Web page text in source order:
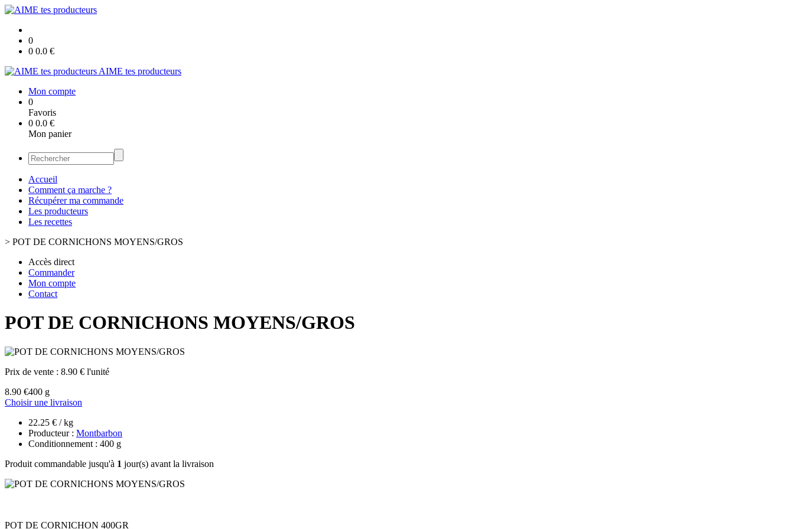
0
0 0.0 €
AIME tes producteurs
Mon compte
0
Favoris
0 0.0 €
Mon panier
Accueil
Comment ça marche ?
Récupérer ma commande
Les producteurs
Les recettes
> POT DE CORNICHONS MOYENS/GROS
Accès direct
Commander
Mon compte
Contact
POT DE CORNICHONS MOYENS/GROS
Prix de vente : 8.90 € l'unité
8.90 €400 g
Choisir une livraison
22.25 € / kg
Producteur : Montbarbon
Conditionnement : 400 g
Produit commandable jusqu'à 1 jour(s) avant la livraison
POT DE CORNICHON 400GR